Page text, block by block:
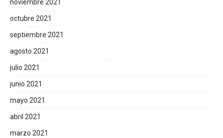
noviembre 2021
octubre 2021
septiembre 2021
agosto 2021
julio 2021
junio 2021
mayo 2021
abril 2021
marzo 2021